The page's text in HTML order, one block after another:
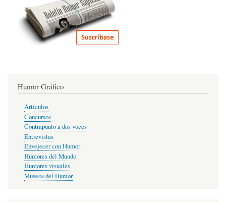
Humor Gráfico
Artículos
Concursos
Contrapunto a dos voces
Entrevistas
Envejecer con Humor
Humores del Mundo
Humores visuales
Museos del Humor